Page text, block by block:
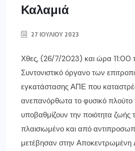
Καλαμιά
27 ΙΟΥΛΊΟΥ 2023
Χθες, (26/7/2023) και ώρα 11:00
Συντονιστικό όργανο των
εγκατάστασης ΑΠΕ που
ανεπανόρθωτα το φυσικό πλούτο
υποβαθμίζουν την ποιότητα ζωής
πλαισιωμένο και από
μετέβησαν στην Αποκεντρωμένη